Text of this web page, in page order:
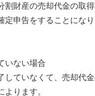
財産の売却代金の取
申告をすることになり
いない場合
ていなくて、売却代
ります。